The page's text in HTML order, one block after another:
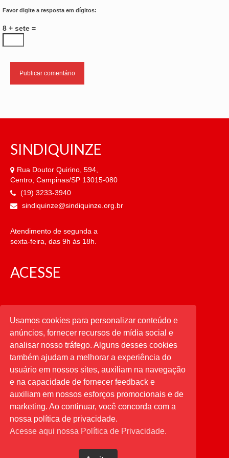
Favor digite a resposta em dígitos:
8 + sete =
SINDIQUINZE
Rua Doutor Quirino, 594,
Centro, Campinas/SP 13015-080
(19) 3233-3940
sindiquinze@sindiquinze.org.br
Atendimento de segunda a
sexta-feira, das 9h às 18h.
ACESSE
CATEGORIAS
CATEGORIAS
PESQUISAR
Buscar
por:
Usamos cookies para personalizar conteúdo e
anúncios, fornecer recursos de mídia social e
analisar nosso tráfego. Alguns desses cookies
também ajudam a melhorar a experiência do
usuário em nossos sites, auxiliam na navegação
e na capacidade de fornecer feedback e
auxiliam em nossos esforços promocionais e de
marketing. Ao continuar, você concorda com a
nossa política de privacidade.
Acesse aqui nossa Política de Privacidade.